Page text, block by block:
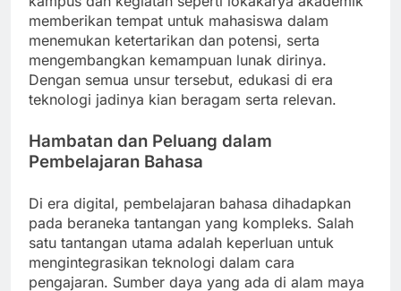
memberikan tempat untuk mahasiswa dalam
menemukan ketertarikan dan potensi, serta
mengembangkan kemampuan lunak dirinya.
Dengan semua unsur tersebut, edukasi di era
teknologi jadinya kian beragam serta relevan.
Hambatan dan Peluang dalam
Pembelajaran Bahasa
Di era digital, pembelajaran bahasa dihadapkan
pada beraneka tantangan yang kompleks. Salah
satu tantangan utama adalah keperluan untuk
mengintegrasikan teknologi dalam cara
pengajaran. Sumber daya yang ada di alam maya